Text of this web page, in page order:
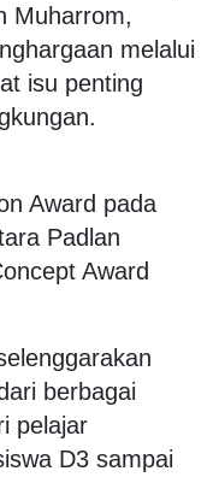
Muharrom,
melalui
isu penting
Award pada
Padlan
Award
berbagai
pelajar
D3 sampai